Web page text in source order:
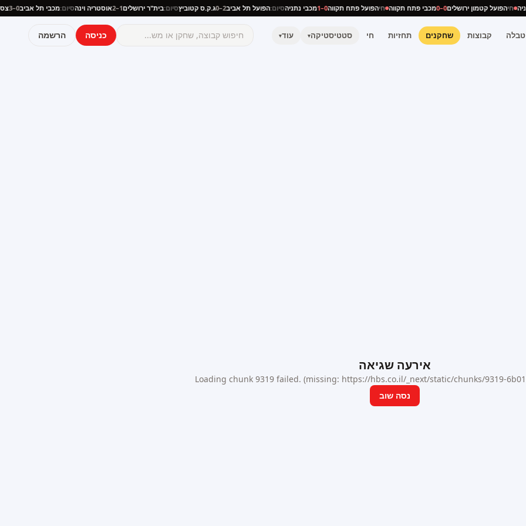
חיהפועל קטמון ירושלים0–0 מכבי פתח תקווה חיהפועל פתח תקווה0–1 מכבי נתניהסיום:הפועל תל אביב2–0 ג.ק.ס קטוביץסיום:בית"ר ירושלים1–2 אוסטריה וינהסיום:מכבי תל אביב0–3
טבלה קבוצות שחקנים תחזיות חי סטטיסטיקה▾ עוד▾ כניסה הרשמה
אירעה שגיאה
Loading chunk 9319 failed. (missing: https://hbs.co.il/_next/static/chunks/9319-
נסה שוב